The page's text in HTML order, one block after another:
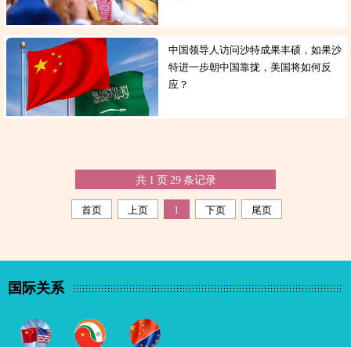
中国领导人访问沙特成果丰硕，如果沙
特进一步朝中国靠拢，美国将如何反
应？
共 1 页 29 条记录
首页 上页 1 下页 尾页
国际关系